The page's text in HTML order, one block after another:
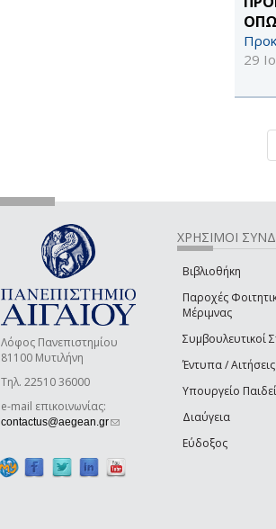
29
Λόφος Πανεπιστημίου
81100 Μυτιλήνη
Τηλ. 22510 36000
e-mail επικοινωνίας:
contactus@aegean.gr(link sends e-mail)
ΧΡΗΣΙΜΟΙ
Βιβλιοθήκη
Παροχές
Μέριμνας
Συμβουλευτικοί
Έντυπα / Αιτήσεις
Υπουργείο
Διαύγεια
Εύδοξος